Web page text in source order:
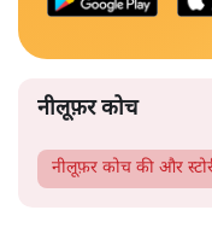
नीलूफ़र कोच
नीलूफ़र कोच की और